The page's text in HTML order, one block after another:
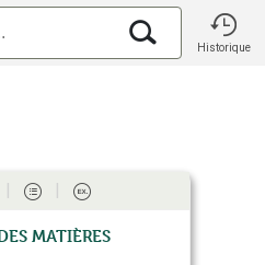
Historique
matières